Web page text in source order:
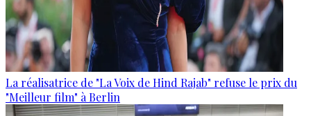
La réalisatrice de "La Voix de Hind Rajab" refuse le prix du
"Meilleur film" à Berlin